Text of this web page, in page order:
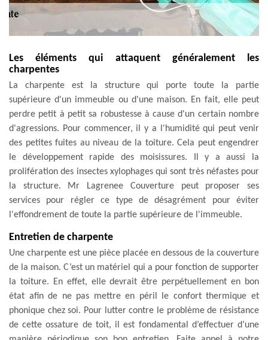
Les éléments qui attaquent généralement les
charpentes
La charpente est la structure qui porte toute la partie
supérieure d'un immeuble ou d'une maison. En fait, elle peut
perdre petit à petit sa robustesse à cause d'un certain nombre
d'agressions. Pour commencer, il y a l'humidité qui peut venir
des petites fuites au niveau de la toiture. Cela peut engendrer
le développement rapide des moisissures. Il y a aussi la
prolifération des insectes xylophages qui sont très néfastes pour
la structure. Mr Lagrenee Couverture peut proposer ses
services pour régler ce type de désagrément pour éviter
l'effondrement de toute la partie supérieure de l'immeuble.
Entretien de charpente
Une charpente est une pièce placée en dessous de la couverture
de la maison. C’est un matériel qui a pour fonction de supporter
la toiture. En effet, elle devrait être perpétuellement en bon
état afin de ne pas mettre en péril le confort thermique et
phonique chez soi. Pour lutter contre le problème de résistance
de cette ossature de toit, il est fondamental d’effectuer d’une